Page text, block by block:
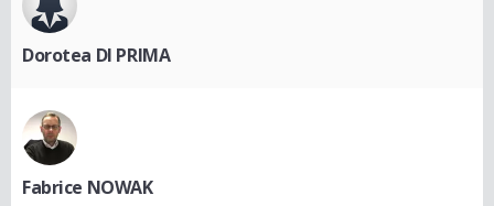
Dorotea DI PRIMA
Fabrice NOWAK